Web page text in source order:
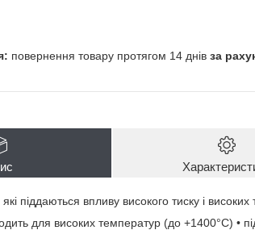
повернення товару протягом 14 днів за
які піддаються впливу високого тиску і високих
для високих температур (до +1400°C) •